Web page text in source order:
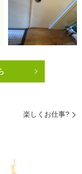
楽しくお仕事?